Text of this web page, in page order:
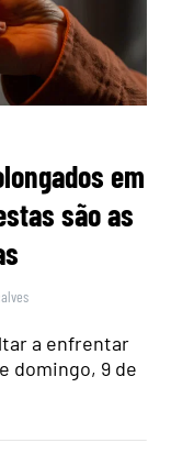
em
são as
a enfrentar
domingo, 9 de